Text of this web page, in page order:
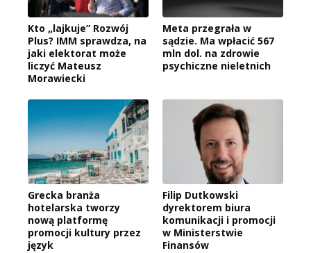
Kto „lajkuje” Rozwój
Plus? IMM sprawdza, na
jaki elektorat może
liczyć Mateusz
Morawiecki
Meta przegrała w
sądzie. Ma wpłacić 567
mln dol. na zdrowie
psychiczne nieletnich
Grecka branża
hotelarska tworzy
nową platformę
promocji kultury przez
język
Filip Dutkowski
dyrektorem biura
komunikacji i promocji
w Ministerstwie
Finansów